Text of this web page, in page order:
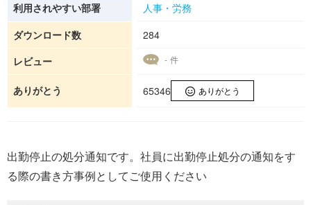
利用されやすい部署
人事・労務
ダウンロード数
284
レビュー
- 件
ありがとう 65346 ありがとう
出勤停止の処分通知です。社員に出勤停止処分の通知をす
る際の書き方事例としてご使用ください